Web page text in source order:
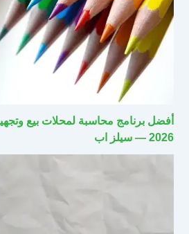
أفضل برنامج محاسبة لمحلات بيع
2026 — سيلز اب